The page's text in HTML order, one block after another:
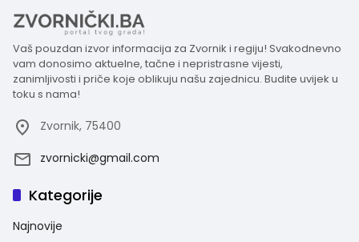
Vaš pouzdan izvor informacija za Zvornik i regiju! Svakodnevno
vam donosimo aktuelne, tačne i nepristrasne vijesti,
zanimljivosti i priče koje oblikuju našu zajednicu. Budite uvijek u
toku s nama!
Zvornik, 75400
zvornicki@gmail.com
Kategorije
Najnovije